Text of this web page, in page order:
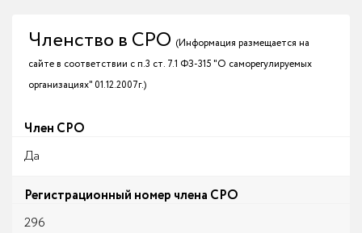
Членство в СРО (Информация размещается на
сайте в соответствии с п.3 ст. 7.1 ФЗ-315 "О саморегулируемых
организациях" 01.12.2007г.)
Член СРО
Да
Регистрационный номер члена СРО
296